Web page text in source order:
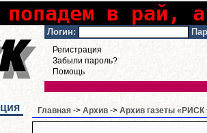
попадем в рай,
Логин:
Регистрация
Забыли пароль?
Помощь
Главная -> Архив -> Архив газеты «РИСК